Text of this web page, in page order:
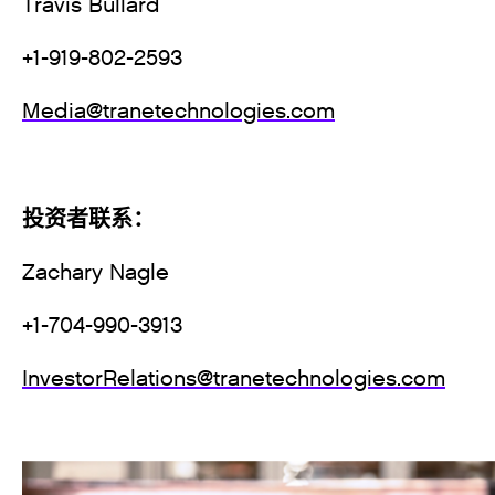
+1-919-802-2593
Media@tranetechnologies.com
投资者联系：
Zachary Nagle
+1-704-990-3913
InvestorRelations@tranetechnologies.com